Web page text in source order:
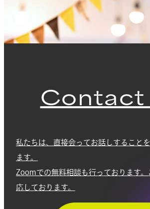
Contact
私たちは、直接会ってお話しすること
ます。
Zoomでの無料相談も行っております
応しております。